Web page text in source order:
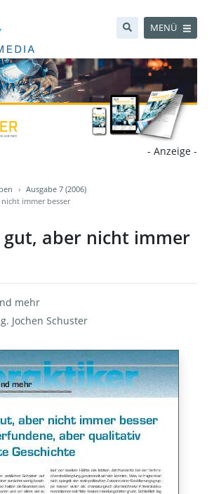
MENÜ
- Anzeige -
Ausgabe 7 (2006)
immer besser
aber nicht immer
mehr
Jochen Schuster